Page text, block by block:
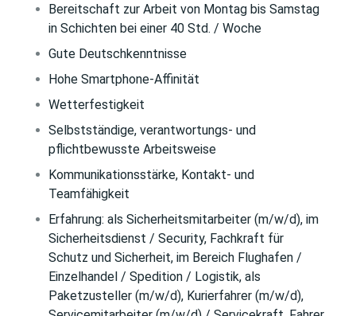
Bereitschaft zur Arbeit von Montag bis Samstag
in Schichten bei einer 40 Std. / Woche
Gute Deutschkenntnisse
Hohe Smartphone-Affinität
Wetterfestigkeit
Selbstständige, verantwortungs- und
pflichtbewusste Arbeitsweise
Kommunikationsstärke, Kontakt- und
Teamfähigkeit
Erfahrung: als Sicherheitsmitarbeiter (m/w/d), im
Sicherheitsdienst / Security, Fachkraft für
Schutz und Sicherheit, im Bereich Flughafen /
Einzelhandel / Spedition / Logistik, als
Paketzusteller (m/w/d), Kurierfahrer (m/w/d),